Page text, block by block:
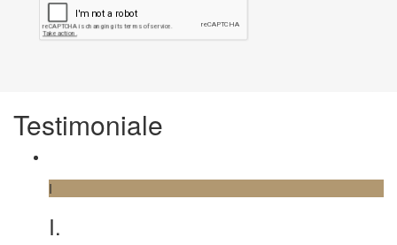
Testimoniale
I
I.